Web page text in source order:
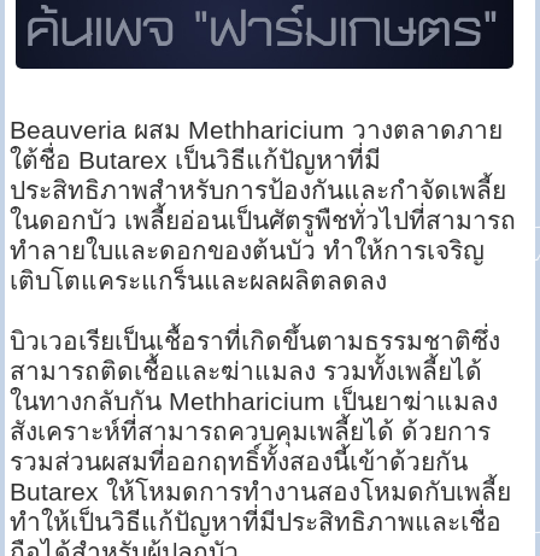
Beauveria ผสม Methharicium วางตลาดภาย
ใต้ชื่อ Butarex เป็นวิธีแก้ปัญหาที่มี
ประสิทธิภาพสำหรับการป้องกันและกำจัดเพลี้ย
ในดอกบัว เพลี้ยอ่อนเป็นศัตรูพืชทั่วไปที่สามารถ
ทำลายใบและดอกของต้นบัว ทำให้การเจริญ
เติบโตแคระแกร็นและผลผลิตลดลง
บิวเวอเรียเป็นเชื้อราที่เกิดขึ้นตามธรรมชาติซึ่ง
สามารถติดเชื้อและฆ่าแมลง รวมทั้งเพลี้ยได้
ในทางกลับกัน Methharicium เป็นยาฆ่าแมลง
สังเคราะห์ที่สามารถควบคุมเพลี้ยได้ ด้วยการ
รวมส่วนผสมที่ออกฤทธิ์ทั้งสองนี้เข้าด้วยกัน
Butarex ให้โหมดการทำงานสองโหมดกับเพลี้ย
ทำให้เป็นวิธีแก้ปัญหาที่มีประสิทธิภาพและเชื่อ